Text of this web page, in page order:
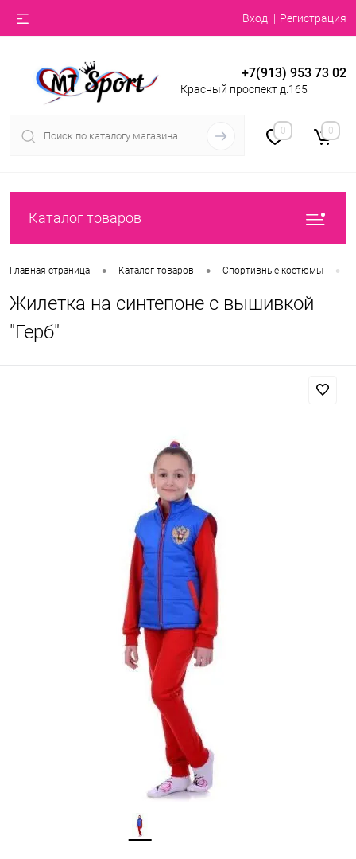
Вход Регистрация
+7(913) 953 73 02
Красный проспект д.165
0 0
Каталог товаров
Главная страница • Каталог товаров • Спортивные костюмы •
Жилетка на синтепоне с вышивкой
"Герб"